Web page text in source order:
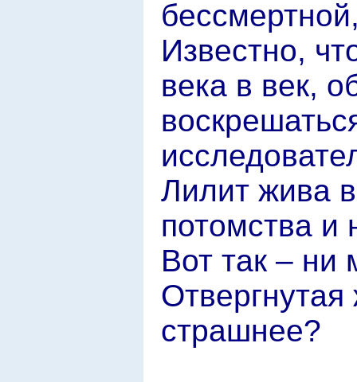
Известно,
века в век,
Лилит жива
потомства и
Вот так –
страшнее?